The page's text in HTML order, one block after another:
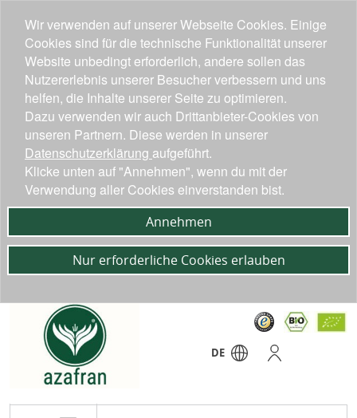
DE
Wir verwenden auf unserer Webseite Cookies. Einige
Cookies sind für die technische Funktionalität unserer
Website unbedingt erforderlich, andere sollen das
Nutzererlebnis unserer Besucher verbessern und uns
helfen, die Inhalte unserer Seite zu optimieren.
Dazu verwenden wir auch Drittanbieter-Cookies von
unseren Partnern. Diese werden in unserer
Datenschutzerklärung aufgeführt.
Klicke unten auf "Annehmen", wenn du mit der
Verwendung aller Cookies einverstanden bist.
Annehmen
Nur erforderliche Cookies erlauben